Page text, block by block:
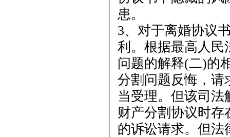
患。
3、对于离婚协议
利。根据最高人民
问题的解释(二)的
分割问题反悔，请
当受理。但该司
财产分割协议时
的诉讼请求。但法